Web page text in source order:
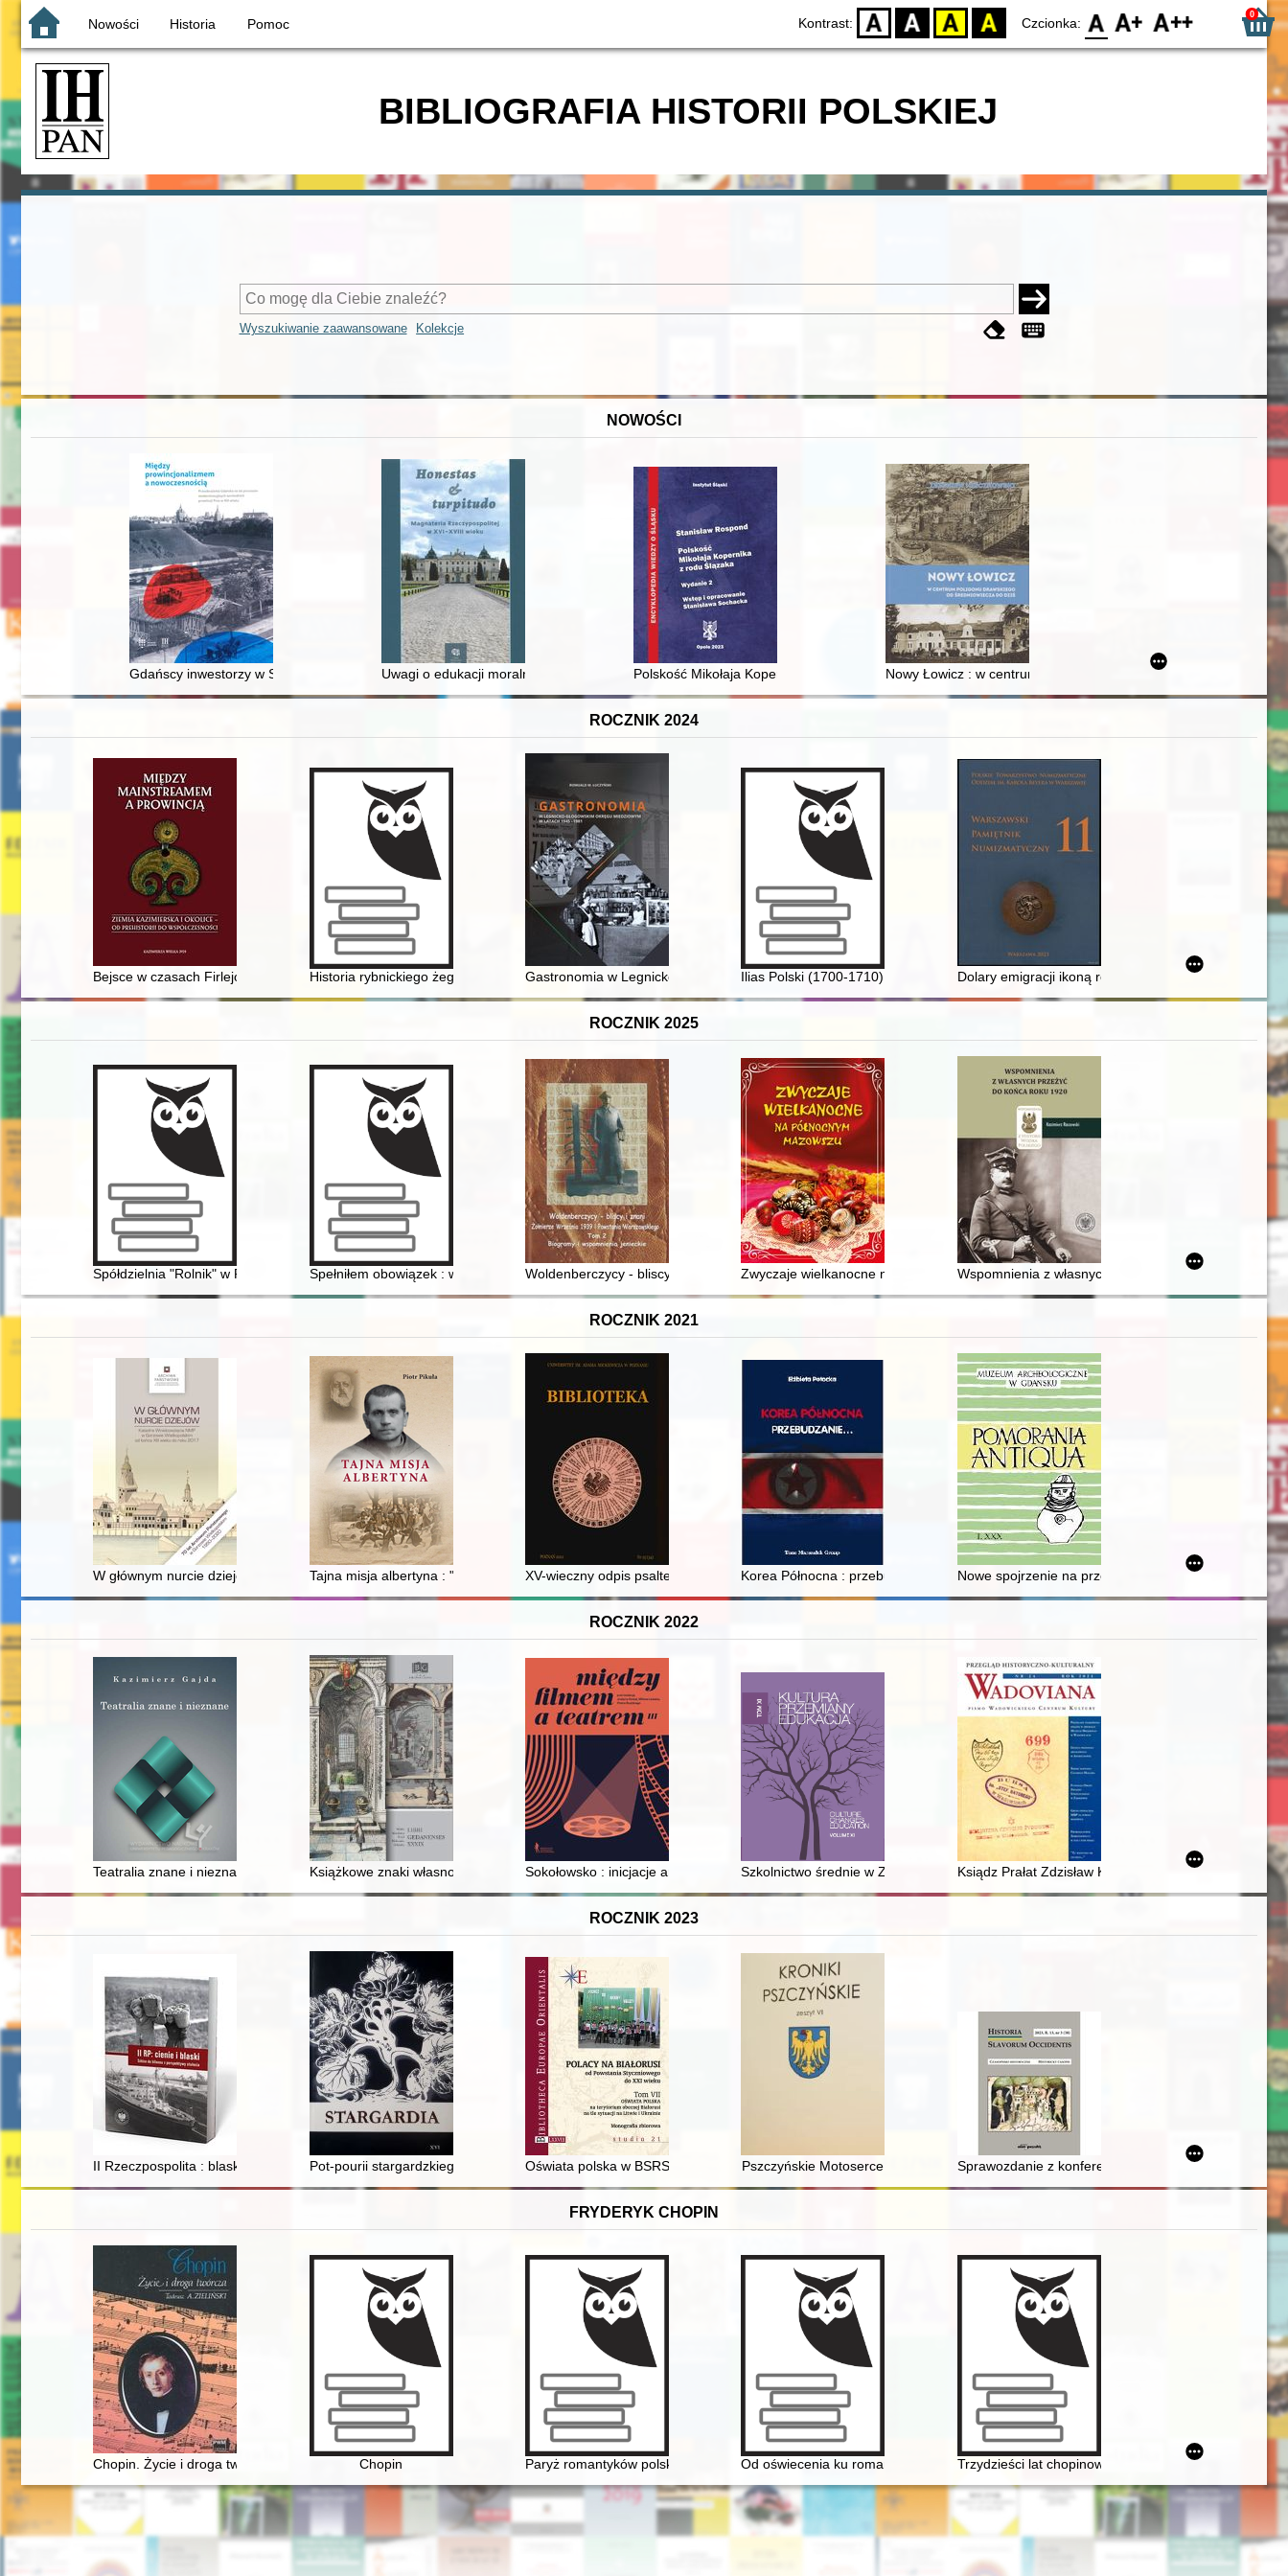
Nowości Historia Pomoc Kontrast: D BW YB BY Czcionka: F0 F1 F2 0
BIBLIOGRAFIA HISTORII POLSKIEJ
Wyszukiwanie zaawansowane Kolekcje
NOWOŚCI
Gdańscy inwestorzy w Sopocie : prestiż finansowy i towarzyski lokalnego mieszczaństwa w 2. poł. XIX w
Uwagi o edukacji moralnej synów szlacheckich w XVI-wiecznej Rzeczypospolitej
Polskość Mikołaja Kopernika z rodu ŚlązakaNowy Łowicz : w centrum poligonu drawskiego od średniowiecza
ROCZNIK 2024
Bejsce w czasach Firlejów Historia rybnickiego żeglarstwa : 60 lat pod żaglami : działalność sekcji żeglarskiej Towarzystwa Sportowego Kuźnia
Gastronomia w Legnicko-Głogowskim Okręgu Miedziowym w latach 1945-1981
Ilias Polski (1700-1710) - recenzja] Dolary emigracji ikoną reklamy ulotnej w II
ROCZNIK 2025
Spółdzielnia "Rolnik" w Pobiedziskach od 1945 r. : zarys historyczny oraz współczesna działalność
Spełniłem obowiązek : wspomnienia Stanisława PrzelaskowskiegoWoldenberczycy - bliscy i znani : żołnierze Września 1939 i Powstania Warszawskiego : praca zbiorowa. T. 2,
Zwyczaje wielkanocne na północnym MazowszuWspomnienia z własnych przeżyć do końca roku 1920
ROCZNIK 2021
W głównym nurcie dziejów : Katedra Wniebowzięcia NMP w Gorzowie Wielkopolskim od końca XIII wieku do roku 2017 : praca zbiorowa
Tajna misja albertyna : "sprawozdanie" brata Mariana Bucniewicza z działalności wśród unitów (1897-1904)
XV-wieczny odpis psalterium abbreviatum z kodeksu Jakuba z Kowalewic (BU Rkp. 1746)
Korea Północna : przebudzanie Nowe spojrzenie na przemiany demograficzne i
ROCZNIK 2022
Teatralia znane i nieznane Książkowe znaki własnościowe : ekslibrisy i pieczęcie Biblioteki Gdańskiej od XVI do XXI wieku
Sokołowsko : inicjacje artystyczne Krzysztofa KieślowskiegoSzkolnictwo średnie w Złoczowie w latach 1730-1918 = Secondary education in Złoczów
Ksiądz Prałat Zdzisław Kałwa (1931-2021)
ROCZNIK 2023
II Rzeczpospolita : blaski i cienie : próba bilansuPot-pourii stargardzkiego złotnika Daniela ValetteOświata polska w BSRS w latach 1921-1937 : powstanie, funkcjonowanie, likwidacja
Pszczyńskie Motoserce Sprawozdanie z konferencji naukowej pt. „Testimonia
FRYDERYK CHOPIN
Chopin. Życie i droga twórcza Chopin Paryż romantyków polskich: Mickiewicz, Słowacki, Chopin, Krasiński, Norwid
Od oświecenia ku romantyzmowi i dalej... Autorzy, dzieła, czytelnicy. Cz. 2
Trzydzieści lat chopinowskich festiwali w Antoninie